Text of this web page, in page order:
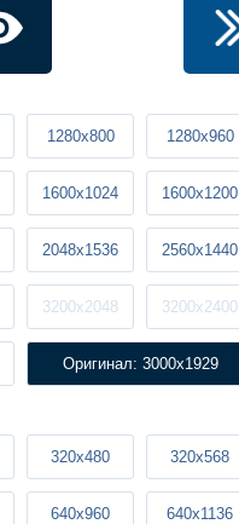
1280x800 1280x960
1600x1024 1600x1200
2048x1536 2560x1440
3200x2048 3200x2400
Оригинал: 3000x1929
320x480 320x568
640x960 640x1136